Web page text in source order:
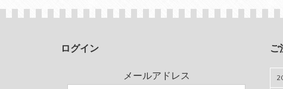
ログイン
メールアドレス
ご